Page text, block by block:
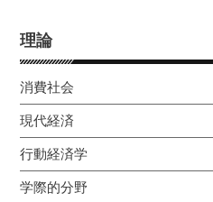
理論
消費社会
現代経済
行動経済学
学際的分野